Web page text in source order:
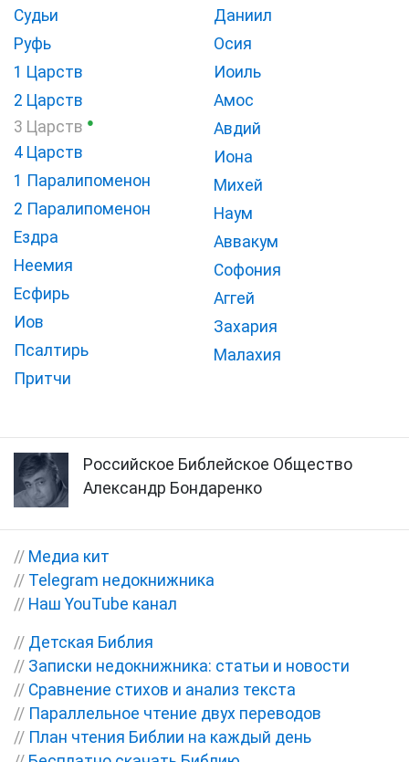
Судьи
Руфь
1 Царств
2 Царств
3 Царств ●
4 Царств
1 Паралипоменон
2 Паралипоменон
Ездра
Неемия
Есфирь
Иов
Псалтирь
Притчи
Даниил
Осия
Иоиль
Амос
Авдий
Иона
Михей
Наум
Аввакум
Софония
Аггей
Захария
Малахия
Российское Библейское Общество
Александр Бондаренко
// Медиа кит
// Telegram недокнижника
// Наш YouTube канал
// Детская Библия
// Записки недокнижника: статьи и новости
// Сравнение стихов и анализ текста
// Параллельное чтение двух переводов
// План чтения Библии на каждый день